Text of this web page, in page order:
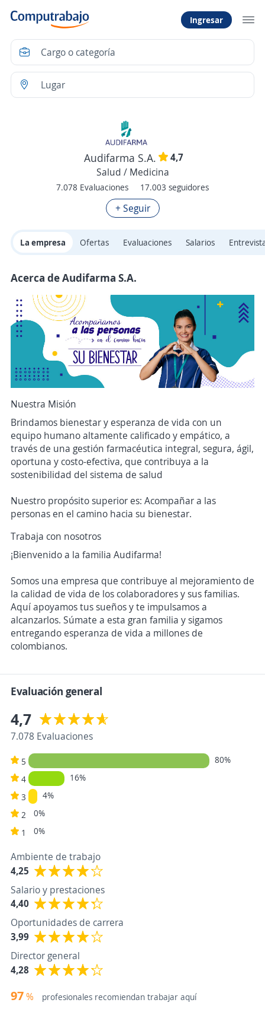
Ingresar
Audifarma S.A.
4,7
Salud / Medicina
7.078 Evaluaciones 17.003 seguidores
+ Seguir
La empresa Ofertas Evaluaciones Salarios
Acerca de Audifarma S.A.
Nuestra Misión
Brindamos bienestar y esperanza de vida con un
equipo humano altamente calificado y empático, a
través de una gestión farmacéutica integral, segura, ágil,
oportuna y costo-efectiva, que contribuya a la
sostenibilidad del sistema de salud
Nuestro propósito superior es: Acompañar a las
personas en el camino hacia su bienestar.
Trabaja con nosotros
¡Bienvenido a la familia Audifarma!
Somos una empresa que contribuye al mejoramiento de
la calidad de vida de los colaboradores y sus familias.
Aquí apoyamos tus sueños y te impulsamos a
alcanzarlos. Súmate a esta gran familia y sigamos
entregando esperanza de vida a millones de
colombianos.
Evaluación general
4,7
7.078 Evaluaciones
5
80%
4
16%
3
4%
2
0%
1
0%
Ambiente de trabajo
4,25
Salario y prestaciones
4,40
Oportunidades de carrera
3,99
Director general
4,28
97% profesionales recomiendan trabajar aquí